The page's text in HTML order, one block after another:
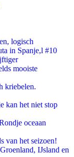
logisch
in Spanje,l #10
mooiste
kriebelen.
kan het niet stop
oceaan
van het seizoen!
IJsland en